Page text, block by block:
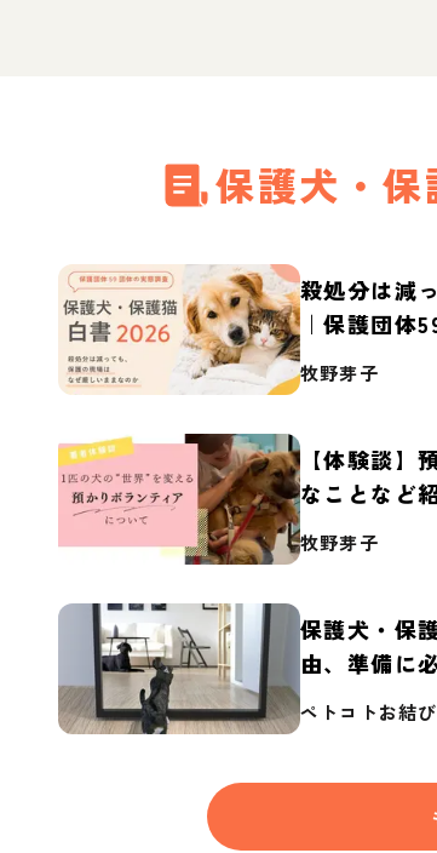
保護犬・
殺処分は減
｜保護団体
2026】
牧野芽子
【体験談
なことなど
牧野芽子
保護犬・保
由、準備に
ペトコトお結